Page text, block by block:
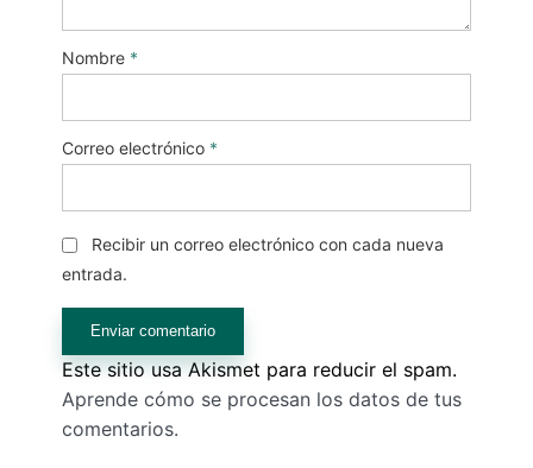
Nombre *
Correo electrónico *
Recibir un correo electrónico con cada nueva
entrada.
Este sitio usa Akismet para reducir el spam.
Aprende cómo se procesan los datos de tus
comentarios.